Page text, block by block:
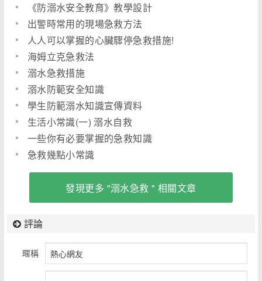
《防溺水安全教育》教學設計
出警時常用的現場急救方法
人人可以掌握的心臟驟停急救措施!
海姆立克急救法
溺水急救措施
溺水防範安全知識
學生防範溺水知識宣傳資料
生活小常識(一) 溺水自救
一些你有必要掌握的急救知識
急救幾點小常識
發現更多 "溺水急救 " 相關文章
評論
暱稱